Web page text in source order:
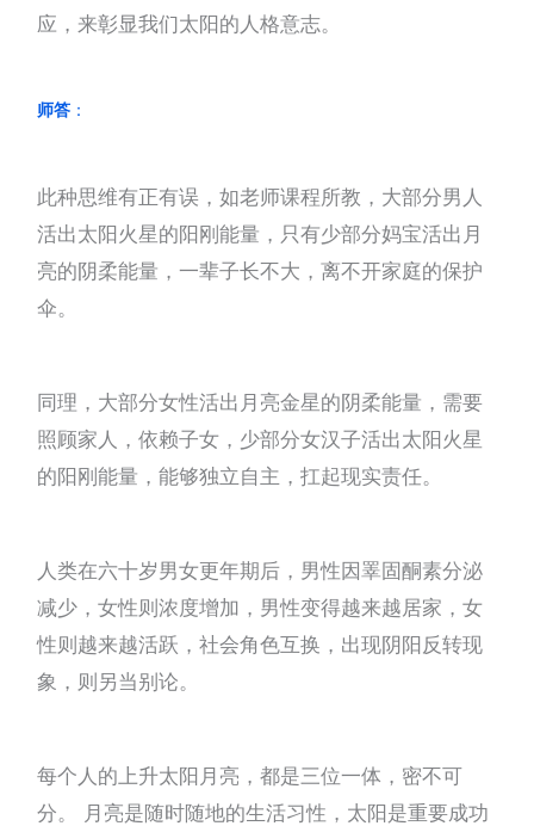
应，来彰显我们太阳的人格意志。
师答 ：
此种思维有正有误，如老师课程所教，大部分男人
活出太阳火星的阳刚能量，只有少部分妈宝活出月
亮的阴柔能量，一辈子长不大，离不开家庭的保护
伞。
同理，大部分女性活出月亮金星的阴柔能量，需要
照顾家人，依赖子女，少部分女汉子活出太阳火星
的阳刚能量，能够独立自主，扛起现实责任。
人类在六十岁男女更年期后，男性因睪固酮素分泌
减少，女性则浓度增加，男性变得越来越居家，女
性则越来越活跃，社会角色互换，出现阴阳反转现
象，则另当别论。
每个人的上升太阳月亮，都是三位一体，密不可
分。 月亮是随时随地的生活习性，太阳是重要成功